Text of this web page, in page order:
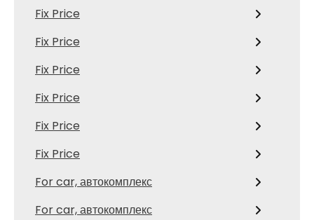
Fix Price
Fix Price
Fix Price
Fix Price
Fix Price
Fix Price
For car, автокомплекс
For car, автокомплекс